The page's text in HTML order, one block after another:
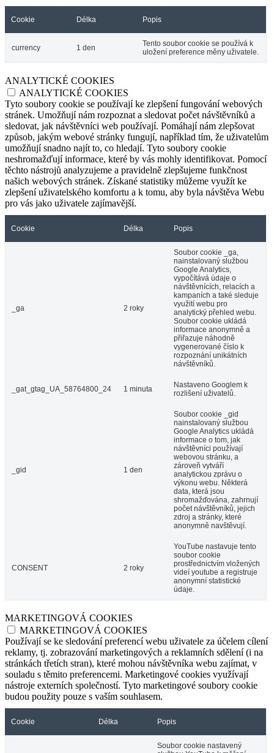
Cookie Délka Popis
currency 1 den
Tento soubor cookie se používá k
uložení preference měny uživatele.
ANALYTICKÉ COOKIES
ANALYTICKÉ COOKIES
Tyto soubory cookie se používají ke zlepšení fungování webových
stránek. Umožňují nám rozpoznat a sledovat počet návštěvníků a
sledovat, jak návštěvníci web používají. Pomáhají nám zlepšovat
způsob, jakým webové stránky fungují, například tím, že uživatelům
umožňují snadno najít to, co hledají. Tyto soubory cookie
neshromažďují informace, které by vás mohly identifikovat. Pomocí
těchto nástrojů analyzujeme a pravidelně zlepšujeme funkčnost
našich webových stránek. Získané statistiky můžeme využít ke
zlepšení uživatelského komfortu a k tomu, aby byla návštěva Webu
pro vás jako uživatele zajímavější.
Cookie Délka Popis
_ga 2 roky
Soubor cookie _ga,
nainstalovaný službou
Google Analytics,
vypočítává údaje o
návštěvnících, relacích a
kampaních a také sleduje
využití webu pro
analytický přehled webu.
Soubor cookie ukládá
informace anonymně a
přiřazuje náhodně
vygenerované číslo k
rozpoznání unikátních
návštěvníků.
_gat_gtag_UA_58764800_24 1 minuta
Nastaveno Googlem k
rozlišení uživatelů.
_gid 1 den
Soubor cookie _gid
nainstalovaný službou
Google Analytics ukládá
informace o tom, jak
návštěvníci používají
webovou stránku, a
zároveň vytváří
analytickou zprávu o
výkonu webu. Některá
data, která jsou
shromažďována, zahrnují
počet návštěvníků, jejich
zdroj a stránky, které
anonymně navštěvují.
CONSENT 2 roky
YouTube nastavuje tento
soubor cookie
prostřednictvím vložených
videí youtube a registruje
anonymní statistické
údaje.
MARKETINGOVÁ COOKIES
MARKETINGOVÁ COOKIES
Používají se ke sledování preferencí webu uživatele za účelem cílení
reklamy, tj. zobrazování marketingových a reklamních sdělení (i na
stránkách třetích stran), které mohou návštěvníka webu zajímat, v
souladu s těmito preferencemi. Marketingové cookies využívají
nástroje externích společností. Tyto marketingové soubory cookie
budou použity pouze s vaším souhlasem.
Cookie Délka Popis
Soubor cookie nastavený